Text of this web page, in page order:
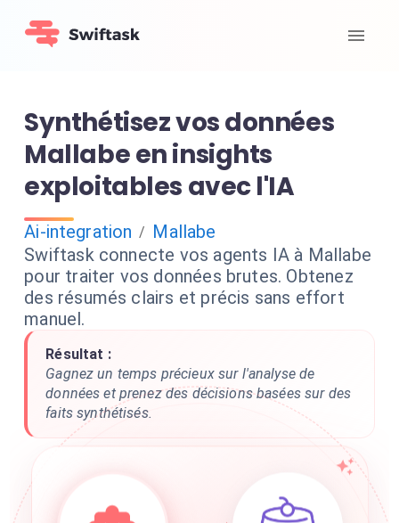
Synthétisez vos données
Mallabe en insights
exploitables avec l'IA
Ai-integration / Mallabe
Swiftask connecte vos agents IA à Mallabe
pour traiter vos données brutes. Obtenez
des résumés clairs et précis sans effort
manuel.
Résultat :
Gagnez un temps précieux sur l'analyse de
données et prenez des décisions basées sur des
faits synthétisés.